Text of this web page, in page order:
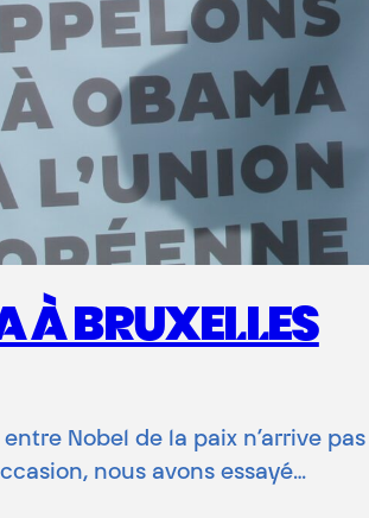
À BRUXELLES
Nobel de la paix n’arrive
nous avons essayé…